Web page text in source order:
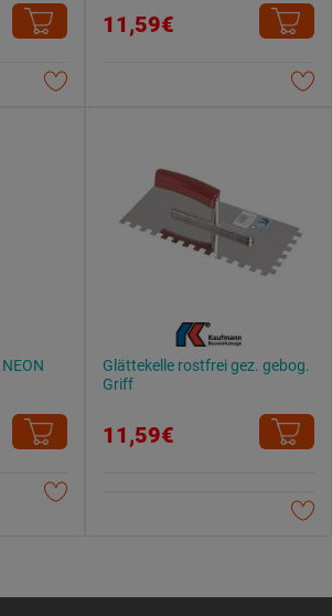
11,59€
Glättekelle rostfrei gez. gebog.
Griff
11,59€
findest du in unserer
.